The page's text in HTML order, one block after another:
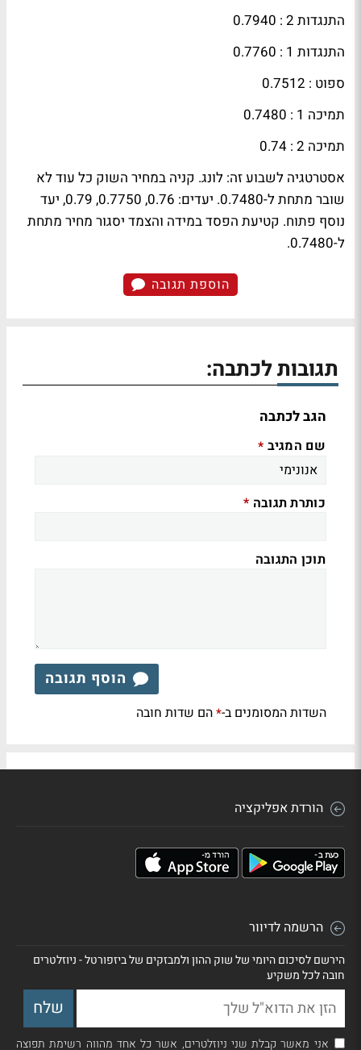
התנגדות 2 : 0.7940
התנגדות 1 : 0.7760
ספוט : 0.7512
תמיכה 1 : 0.7480
תמיכה 2 : 0.74
אסטרטגיה לשבוע זה: לונג. קניה במחיר השוק כל עוד לא
שובר מתחת ל-0.7480. יעדים: 0.76, 0.7750, 0.79, יעד
נוסף פתוח. קטיעת הפסד במידה והצמד יסגור מחיר מתחת
ל-0.7480.
הוספת תגובה
תגובות לכתבה:
הגב לכתבה
שם המגיב *
כותרת תגובה *
תוכן התגובה
הוסף תגובה
השדות המסומנים ב-*הם שדות חובה
הורדת אפליקציה
הרשמה לדיוור
הירשם לסיכום היומי של שוק ההון ולמבזקים של ביזפורטל - ניוזלטרים
חובה לכל משקיע
אני מאשר קבלת שני ניוזלטרים, אשר כל אחד מהווה רשימת תפוצה